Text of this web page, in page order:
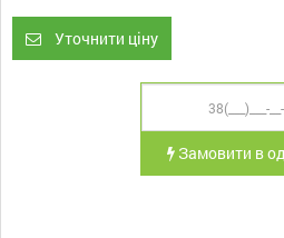
Уточнити ціну
Замовити в